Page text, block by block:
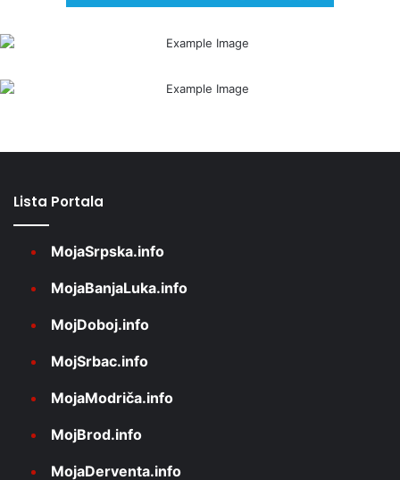
Lista Portala
MojaSrpska.info
MojaBanjaLuka.info
MojDoboj.info
MojSrbac.info
MojaModriča.info
MojBrod.info
MojaDerventa.info